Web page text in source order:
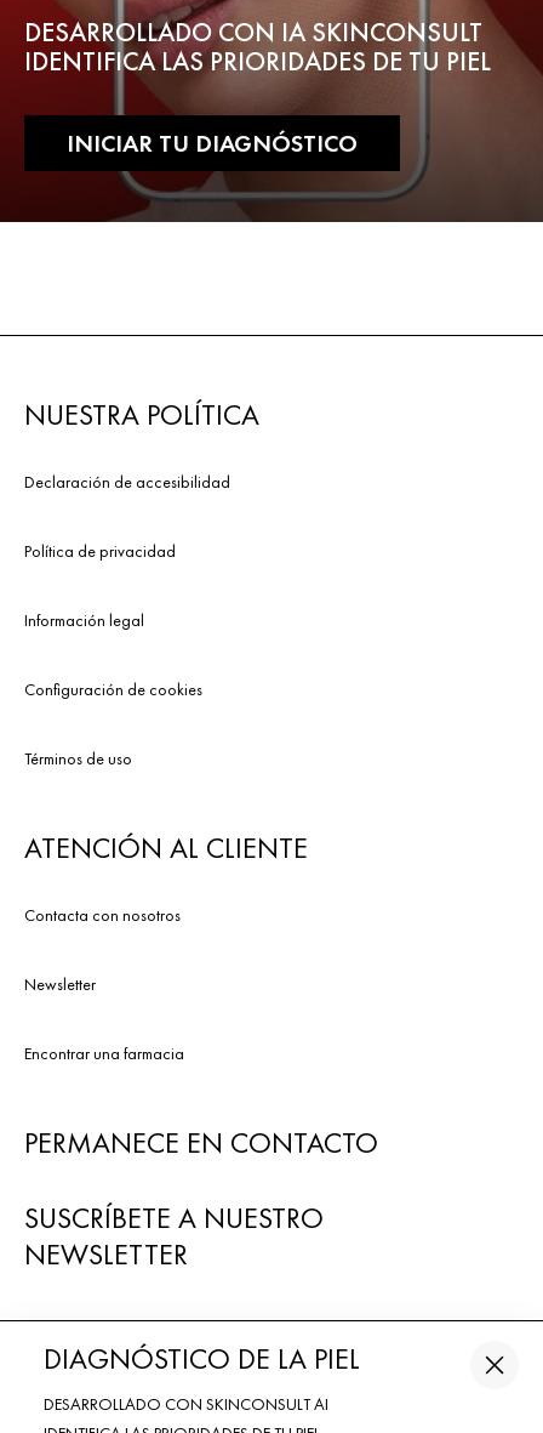
DESARROLLADO CON IA SKINCONSULT
IDENTIFICA LAS PRIORIDADES DE TU PIEL
INICIAR TU DIAGNÓSTICO
DIAGNÓSTICO DE LA PIEL
DESARROLLADO CON SKINCONSULT AI
NUESTRA POLÍTICA
Declaración de accesibilidad
Política de privacidad
Información legal
Configuración de cookies
Términos de uso
ATENCIÓN AL CLIENTE
Contacta con nosotros
Newsletter
Encontrar una farmacia
PERMANECE EN CONTACTO
SUSCRÍBETE A NUESTRO
NEWSLETTER